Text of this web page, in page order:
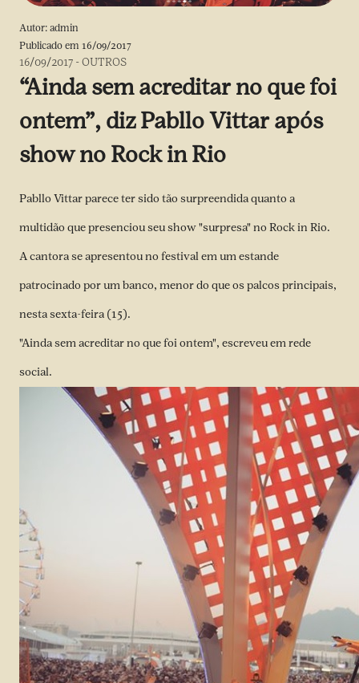
Autor: admin
Publicado em 16/09/2017
16/09/2017 -OUTROS
“Ainda sem acreditar no que foi
ontem”, diz Pabllo Vittar após
show no Rock in Rio
Pabllo Vittar parece ter sido tão surpreendida quanto a
multidão que presenciou seu show "surpresa" no Rock in Rio.
A cantora se apresentou no festival em um estande
patrocinado por um banco, menor do que os palcos principais,
nesta sexta-feira (15).
"Ainda sem acreditar no que foi ontem", escreveu em rede
social.